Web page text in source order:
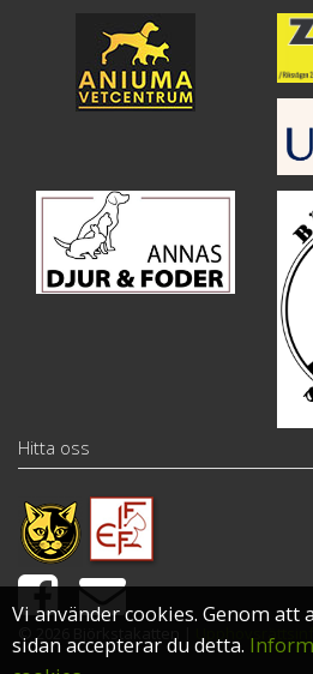
Hitta oss
© 2026 Björkstakatten |
Vi använder cookies. Genom att
sidan accepterar du detta.